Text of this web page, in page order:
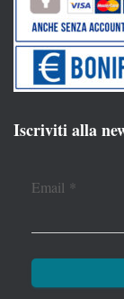
Iscriviti alla
Email *